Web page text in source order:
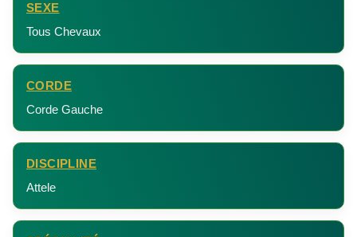
SEXE
Tous Chevaux
CORDE
Corde Gauche
DISCIPLINE
Attele